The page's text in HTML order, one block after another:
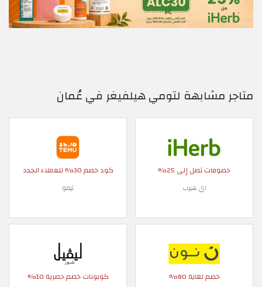
متاجر مشابهة لتومي هيلفيغر في عُمان
خصومات تصل إلى 25%
اي هيرب
كود خصم 30% للعملاء الجدد
تيمو
خصم لغاية 80% كوبونات خصم حصرية 10%